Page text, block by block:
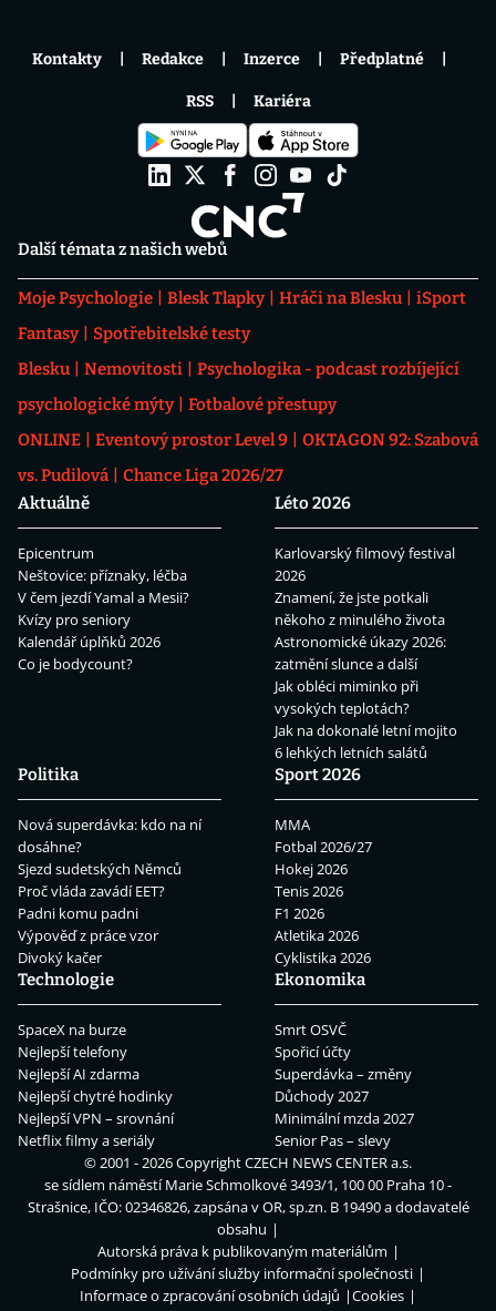
Další témata z našich webů
Moje Psychologie Blesk Tlapky Hráči na Blesku
iSport
Fantasy
Spotřebitelské testy
Blesku
Nemovitosti
Psychologika - podcast rozbíjející
psychologické mýty
Fotbalové přestupy
ONLINE
Eventový prostor Level 9
OKTAGON 92: Szabová
vs. Pudilová
Chance Liga 2026/27
Aktuálně
Epicentrum
Neštovice: příznaky, léčba
V čem jezdí Yamal a Mesii?
Kvízy pro seniory
Kalendář úplňků 2026
Co je bodycount?
Léto 2026
Karlovarský filmový festival
2026
Znamení, že jste potkali
někoho z minulého života
Astronomické úkazy 2026:
zatmění slunce a další
Jak obléci miminko při
vysokých teplotách?
Jak na dokonalé letní mojito
6 lehkých letních salátů
Politika
Nová superdávka: kdo na ní
dosáhne?
Sjezd sudetských Němců
Proč vláda zavádí EET?
Padni komu padni
Výpověď z práce vzor
Divoký kačer
Sport 2026
MMA
Fotbal 2026/27
Hokej 2026
Tenis 2026
F1 2026
Atletika 2026
Cyklistika 2026
Technologie
SpaceX na burze
Nejlepší telefony
Nejlepší AI zdarma
Nejlepší chytré hodinky
Nejlepší VPN – srovnání
Netflix filmy a seriály
Ekonomika
Smrt OSVČ
Spořicí účty
Superdávka – změny
Důchody 2027
Minimální mzda 2027
Senior Pas – slevy
Kontakty Redakce Inzerce Předplatné
RSS Kariéra
© 2001 - 2026 CopyrightCZECH NEWS CENTER a.s.
se sídlem náměstí Marie Schmolkové 3493/1, 100 00 Praha 10 -
Strašnice, IČO: 02346826, zapsána v OR, sp.zn. B 19490 a dodavatelé
obsahu
Autorská práva k publikovaným materiálům
Podmínky pro užívání služby informační společnosti
Informace o zpracování osobních údajů
Cookies